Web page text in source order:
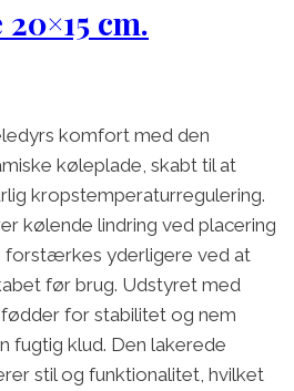
cm.
komfort med den
køleplade, skabt til at
kropstemperaturregulering.
kølende lindring ved placering
forstærkes yderligere ved at
før brug. Udstyret med
for stabilitet og nem
fugtig klud. Den lakerede
stil og funktionalitet, hvilket